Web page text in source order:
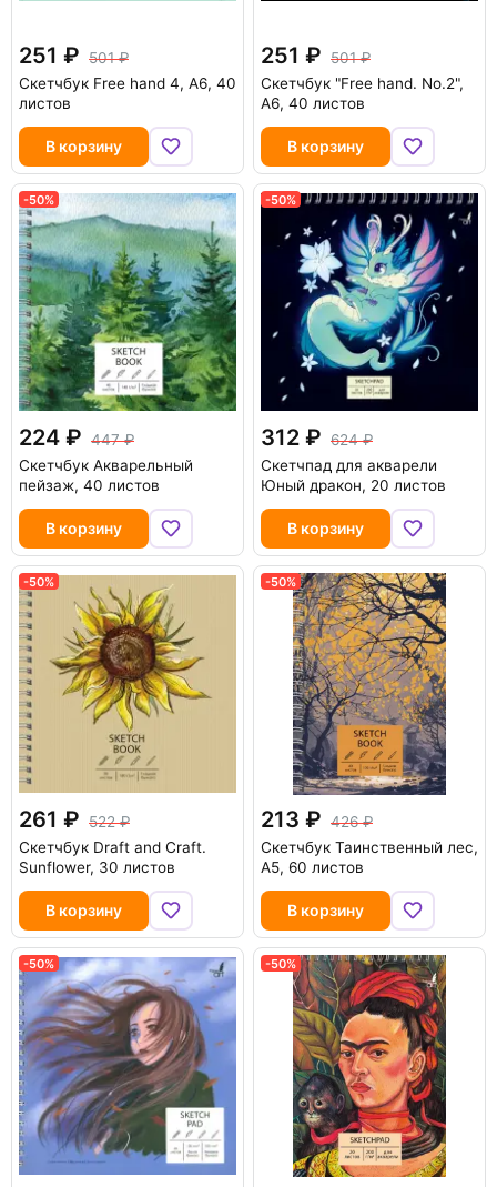
251
501
Скетчбук Free hand 4, А6, 40
листов
В корзину
251
501
Скетчбук "Free hand. No.2",
А6, 40 листов
В корзину
-50%
224
447
Скетчбук Акварельный
пейзаж, 40 листов
В корзину
-50%
312
624
Скетчпад для акварели
Юный дракон, 20 листов
В корзину
-50%
261
522
Скетчбук Draft and Craft.
Sunflower, 30 листов
В корзину
-50%
213
426
Скетчбук Таинственный лес,
А5, 60 листов
В корзину
-50% -50%